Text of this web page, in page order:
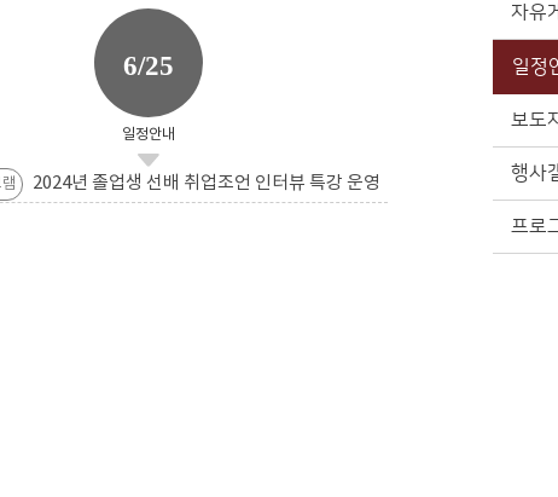
자유
일정
보도
행사
프로
6/25
일정안내
2024년 졸업생 선배 취업조언 인터뷰 특강 운영